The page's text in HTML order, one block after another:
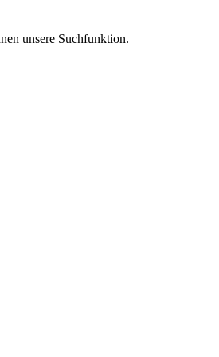
unsere Suchfunktion.